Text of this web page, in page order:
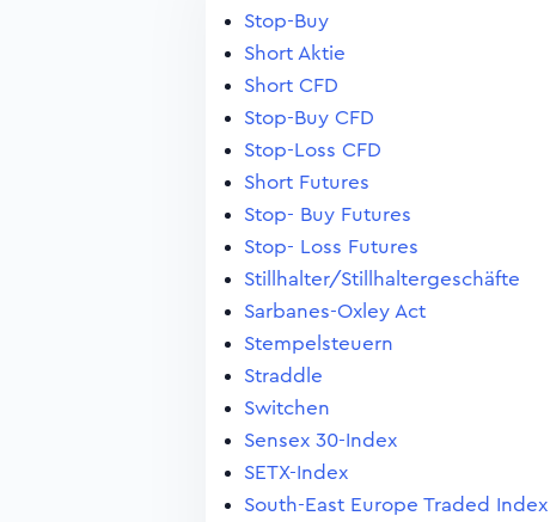
Stop-Buy
Short Aktie
Short CFD
Stop-Buy CFD
Stop-Loss CFD
Short Futures
Stop- Buy Futures
Stop- Loss Futures
Stillhalter/Stillhaltergeschäfte
Sarbanes-Oxley Act
Stempelsteuern
Straddle
Switchen
Sensex 30-Index
SETX-Index
South-East Europe Traded Index